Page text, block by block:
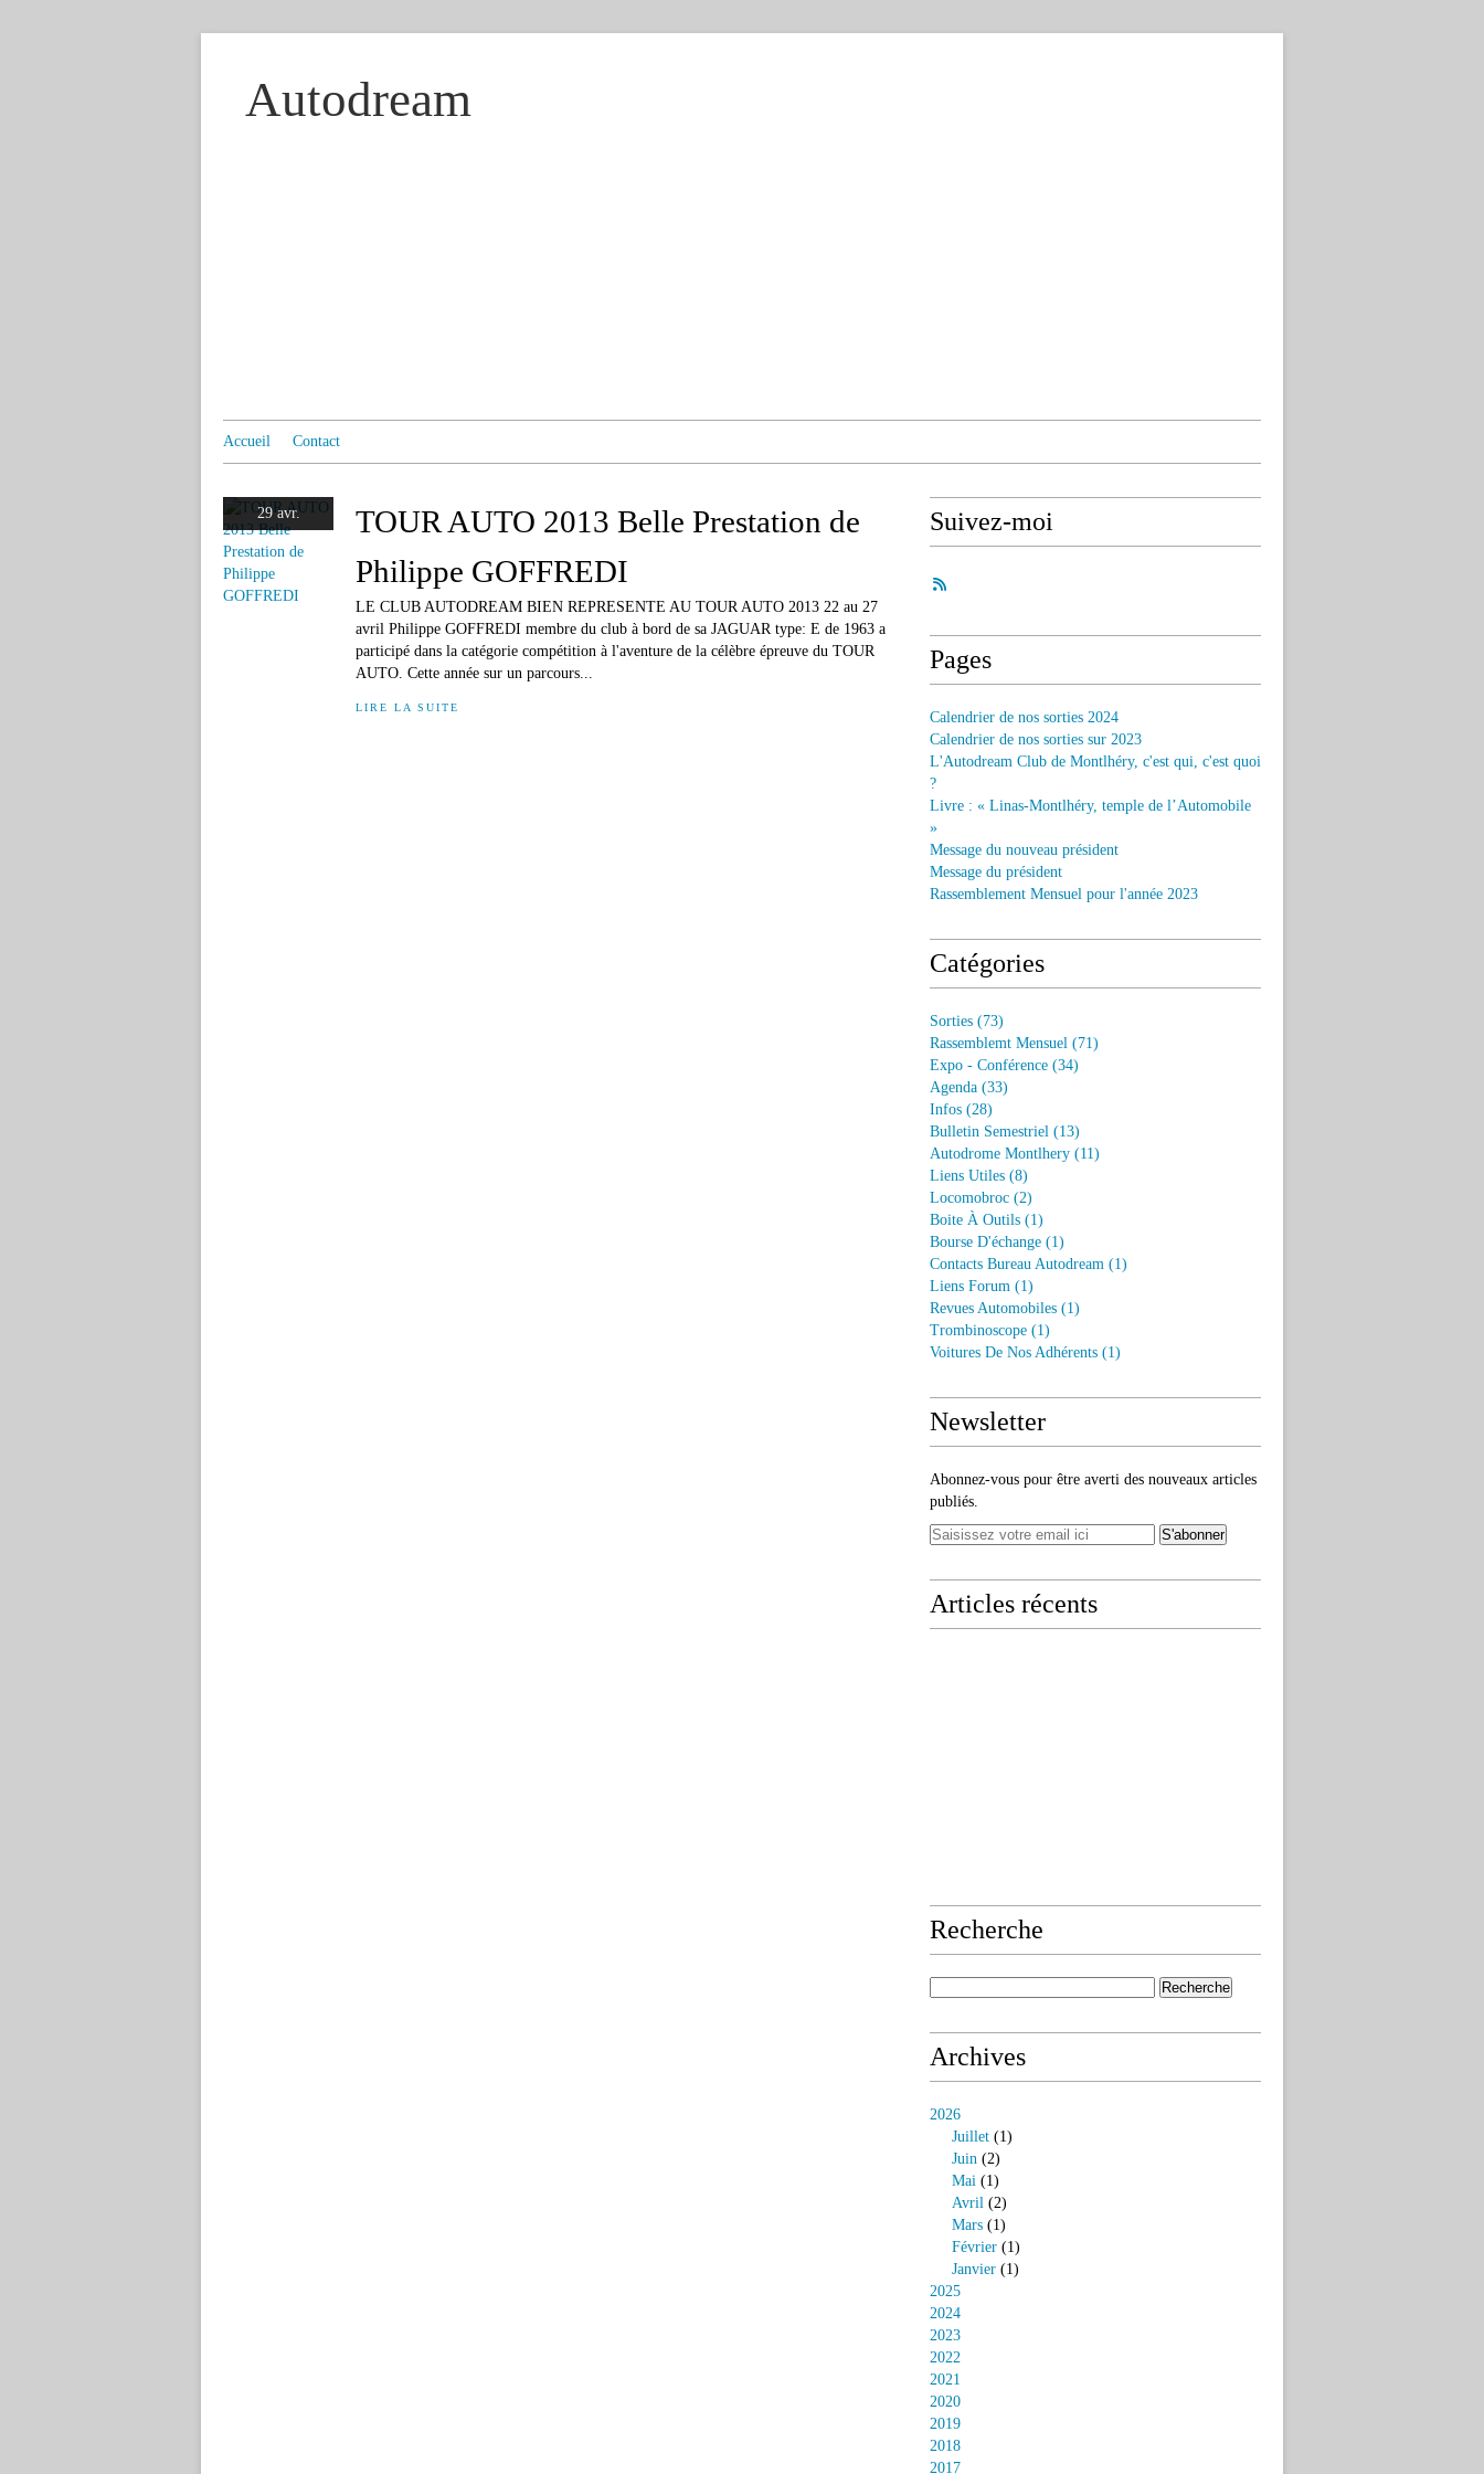
Autodream
Accueil Contact
29 avr.
TOUR AUTO 2013 Belle Prestation de
Philippe GOFFREDI
LE CLUB AUTODREAM BIEN REPRESENTE AU TOUR AUTO 2013 22 au 27
avril Philippe GOFFREDI membre du club à bord de sa JAGUAR type: E de 1963 a
participé dans la catégorie compétition à l'aventure de la célèbre épreuve du TOUR
AUTO. Cette année sur un parcours...
LIRE LA SUITE
Suivez-moi
Pages
Calendrier de nos sorties 2024
Calendrier de nos sorties sur 2023
L'Autodream Club de Montlhéry, c'est qui, c'est quoi
?
Livre : « Linas-Montlhéry, temple de l’Automobile
»
Message du nouveau président
Message du président
Rassemblement Mensuel pour l'année 2023
Catégories
Sorties (73)
Rassemblemt Mensuel (71)
Expo - Conférence (34)
Agenda (33)
Infos (28)
Bulletin Semestriel (13)
Autodrome Montlhery (11)
Liens Utiles (8)
Locomobroc (2)
Boite À Outils (1)
Bourse D'échange (1)
Contacts Bureau Autodream (1)
Liens Forum (1)
Revues Automobiles (1)
Trombinoscope (1)
Voitures De Nos Adhérents (1)
Newsletter
Abonnez-vous pour être averti des nouveaux articles
publiés.
Articles récents
Recherche
Archives
2026
Juillet (1)
Juin (2)
Mai (1)
Avril (2)
Mars (1)
Février (1)
Janvier (1)
2025
2024
2023
2022
2021
2020
2019
2018
2017